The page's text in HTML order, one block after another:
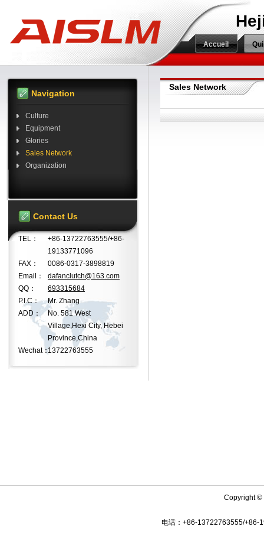
Accueil
Sales Network
Navigation
Culture
Equipment
Glories
Sales Network
Organization
Contact Us
TEL：
+86-13722763555/+86-
19133771096
FAX：
0086-0317-3898819
Email：
dafanclutch@163.com
QQ：
693315684
P.I.C：
Mr. Zhang
ADD：
No. 581 West
Village,Hexi City, Hebei
Province,China
Wechat：13722763555
Copyright ©
电话：+86-13722763555/+86-